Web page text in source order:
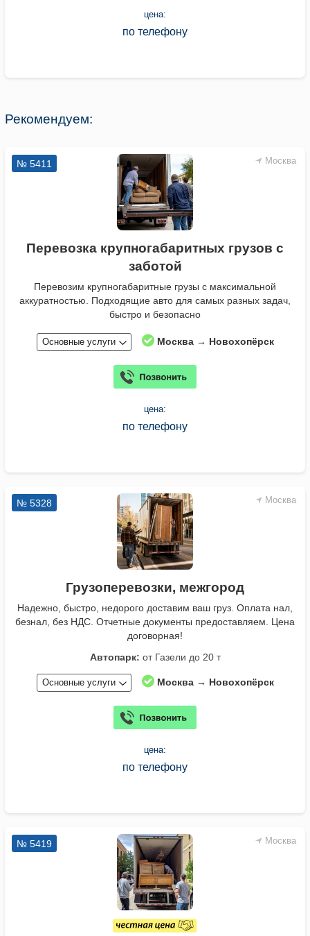
цена:
по телефону
Рекомендуем:
Москва
№ 5411
Перевозка крупногабаритных грузов с
заботой
Перевозим крупногабаритные грузы с максимальной
аккуратностью. Подходящие авто для самых разных задач,
быстро и безопасно
Основные услуги Москва → Новохопёрск
цена:
по телефону
Москва
№ 5328
Грузоперевозки, межгород
Надежно, быстро, недорого доставим ваш груз. Оплата нал,
безнал, без НДС. Отчетные документы предоставляем. Цена
договорная!
Автопарк: от Газели до 20 т
Основные услуги Москва → Новохопёрск
цена:
по телефону
Москва
№ 5419